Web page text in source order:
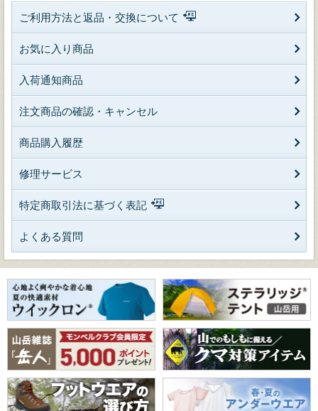
ご利用方法と返品・交換について
お気に入り商品
入荷通知商品
注文商品の確認・キャンセル
商品購入履歴
修理サービス
特定商取引法に基づく表記
よくある質問